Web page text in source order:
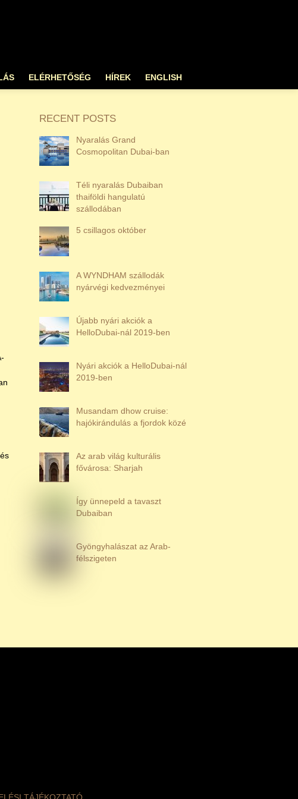
ELÉRHETŐSÉG HÍREK ENGLISH
RECENT POSTS
Nyaralás Grand
Cosmopolitan Dubai-ban
Téli nyaralás Dubaiban
thaiföldi hangulatú
szállodában
5 csillagos október
A WYNDHAM szállodák
nyárvégi kedvezményei
Újabb nyári akciók a
HelloDubai-nál 2019-ben
Nyári akciók a HelloDubai-nál
2019-ben
Musandam dhow cruise:
hajókirándulás a fjordok közé
Az arab világ kulturális
fővárosa: Sharjah
Így ünnepeld a tavaszt
Dubaiban
Gyöngyhalászat az Arab-
félszigeten